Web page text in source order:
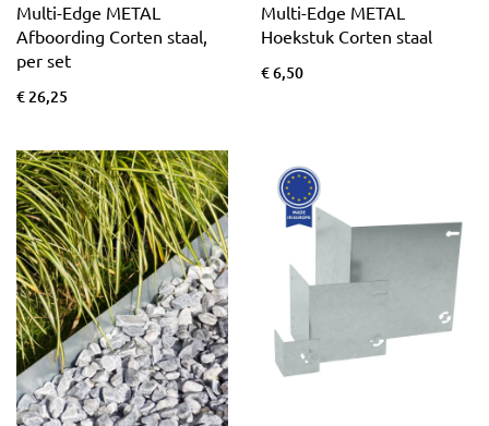
Multi-Edge METAL
Afboording Corten staal,
per set
€ 26,25
Multi-Edge METAL
Hoekstuk Corten staal
€ 6,50